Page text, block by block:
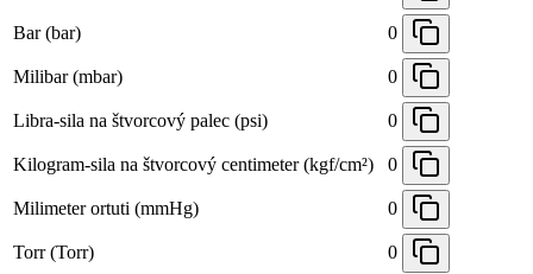
Bar (bar) 0
Milibar (mbar) 0
Libra-sila na štvorcový palec (psi) 0
Kilogram-sila na štvorcový centimeter (kgf/cm²) 0
Milimeter ortuti (mmHg) 0
Torr (Torr) 0